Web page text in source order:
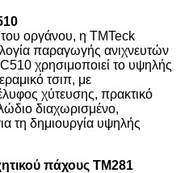
του οργάνου, η TMTeck
παραγωγής ανιχνευτών
χρησιμοποιεί το υψηλής
τσιπ, με
χύτευσης, πρακτικό
διαχωρισμένο,
τη δημιουργία υψηλής
πάχους TM281